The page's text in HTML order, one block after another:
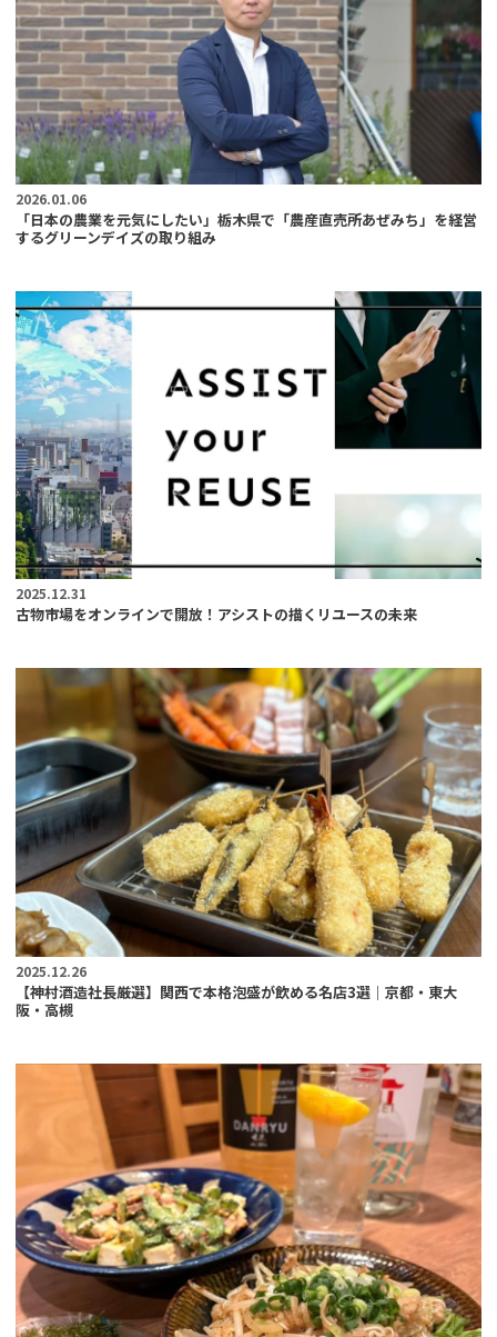
2026.01.06
「日本の農業を元気にしたい」栃木県で「農産直売所あぜみち」を経営
するグリーンデイズの取り組み
2025.12.31
古物市場をオンラインで開放！アシストの描くリユースの未来
2025.12.26
【神村酒造社長厳選】関西で本格泡盛が飲める名店3選｜京都・東大
阪・高槻